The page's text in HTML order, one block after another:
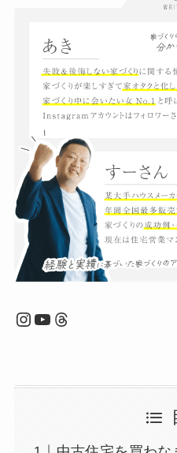
Instagram
YouTube
Threads